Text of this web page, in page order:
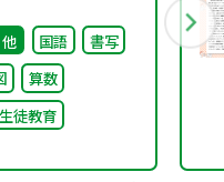
校内での）子
のやさしい日
他 国語
書写
算数
徒教育